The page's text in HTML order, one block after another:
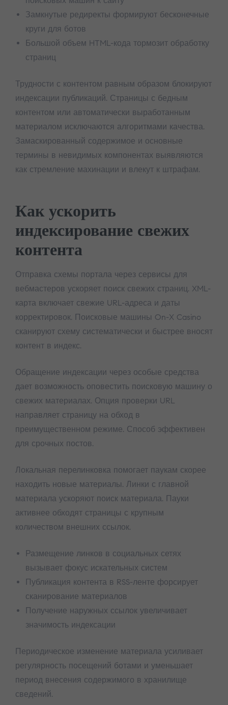
Замкнутые редиректы формируют бесконечные
круги для ботов
Большой объем HTML-кода тормозит обработку
страниц
Трудности с контентом равным образом блокируют
индексации публикаций. Страницы с бедным
контентом или автоматически выработанным
материалом исключаются алгоритмами качества.
Замаскированный содержимое и основные
термины в невидимых компонентах выявляются
как стремление махинации и влекут к штрафам.
Как ускорить
индексирование свежих
контента
Отправка схемы портала через сервисы для
вебмастеров ускоряет поиск свежих страниц. XML-
карта включает свежие URL-адреса и даты
корректировок. Поисковые машины On-X Casino
сканируют схему систематически и быстрее вносят
контент в индекс.
Обращение индексации через особые средства
дает возможность оповестить поисковую машину о
свежих материалах. Опция проверки URL
направляет страницу на обход в
преимущественном режиме. Способ эффективен
для срочных постов.
Локальная перелинковка помогает паукам скорее
находить новые материалы. Линки с главной
материала ускоряют поиск материала. Пауки
активнее обходят страницы с крупным
количеством внешних ссылок.
Размещение линков в социальных сетях
вызывает фокус искательных систем
Публикация контента в RSS-ленте форсирует
сканирование материалов
Получение наружных ссылок увеличивает
значимость индексации
Периодическое изменение материала усиливает
регулярность посещений ботами и уменьшает
период внесения содержимого в хранилище
сведений.